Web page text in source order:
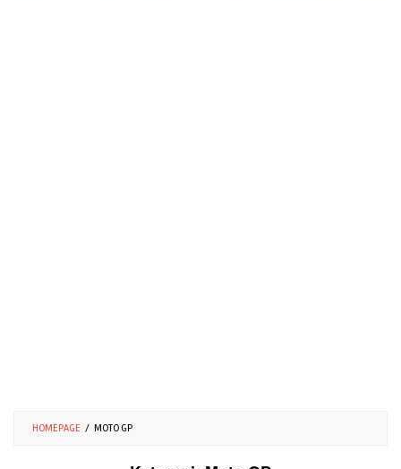
HOMEPAGE / MOTO GP